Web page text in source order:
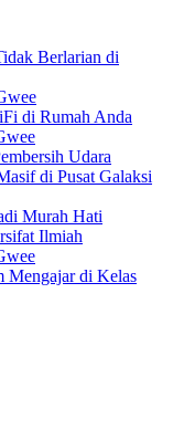
Berlarian di
di Rumah Anda
Udara
di Pusat Galaksi
Murah Hati
Ilmiah
Mengajar di Kelas